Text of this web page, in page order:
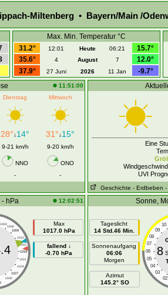
Miltenberg • Bayern/Main /
Max. Min. Temperatur °C
31.2°
12:01 Heute 06:21
15.7°
35.6°
4 August 7
12.0°
37.9°
27 Juni 2026 11 Jan -9.7°
11:51:00
Dienstag Mittwoch
28°↓14° 31°↓15°
9-21 km/h 9-20 km/h
NNO
ONO
-
-
Eine
UVI
Geschichte - Erdbeben -
- hPa 12:02:51
1003
1006
1009
1012
1015
1018
1021
1024
1027
1030
Max
1017.0 hPa
fallend ↓
-0.70 hPa
Sonne,
Tageslicht
14 Std.46 Min.
Sonnenaufgang
06:06
Morgen
Azimut
145.2° SO
10
09
08
07
06
05
04
03
02
8